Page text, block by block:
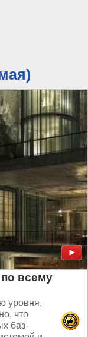
всему
уровня,
что
баз-